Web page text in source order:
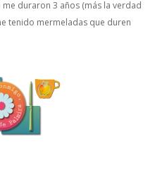
duraron 3 años (más la verdad
tenido mermeladas que duren